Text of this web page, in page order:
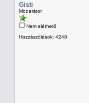
Gisti
Moderátor
Nem elérhető
Hozzászólások: 4248